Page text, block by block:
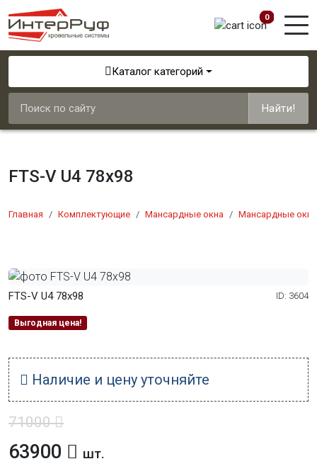
0
Каталог категорий
Найти!
FTS-V U4 78x98
Главная Комплектующие Мансардные окна Мансардные
FTS-V U4 78x98 ID: 3604
Выгодная цена!
Наличие и цену уточняйте
71000
63900 шт.